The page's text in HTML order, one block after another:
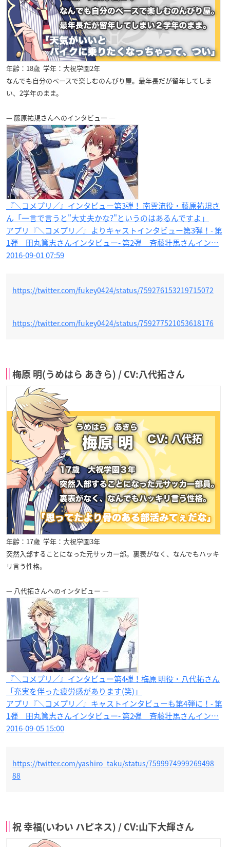
年齢：18歳 学年：大祝学園2年
なんでも自分のペースで楽しむのんびり屋。最年長だが留年してしま
い、2学年のまま。
— 藤原祐規さんへのインタビュー —
『＼コメプリ／』インタビュー第3弾！ 南雲流役・藤原祐規さ
ん「一言で言うと"大丈夫かな?"というのはあるんですよ」
アプリ『＼コメプリ／』よりキャストインタビュー第3弾！- 第
1弾 田丸篤志さんインタビュー- 第2弾 斉藤壮馬さんイン…
2016-09-01 07:59
https://twitter.com/fukey0424/status/759276153219715072
https://twitter.com/fukey0424/status/759277521053618176
梅原 明(うめはら あきら) / CV:八代拓さん
年齢：17歳 学年：大祝学園3年
突然入部することになった元サッカー部。裏表がなく、なんでもハッキ
リ言う性格。
— 八代拓さんへのインタビュー —
『＼コメプリ／』インタビュー第4弾！梅原 明役・八代拓さん
「充実を伴った疲労感があります(笑)」
アプリ『＼コメプリ／』キャストインタビューも第4弾に！- 第
1弾 田丸篤志さんインタビュー- 第2弾 斉藤壮馬さんイン…
2016-09-05 15:00
https://twitter.com/yashiro_taku/status/7599974999269498
88
祝 幸福(いわい ハピネス) / CV:山下大輝さん